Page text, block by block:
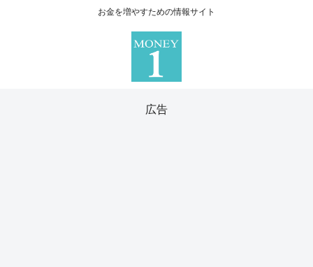
お金を増やすための情報サイト
広告